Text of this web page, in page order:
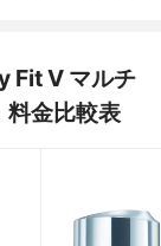
Fit V マルチ
料金比較表